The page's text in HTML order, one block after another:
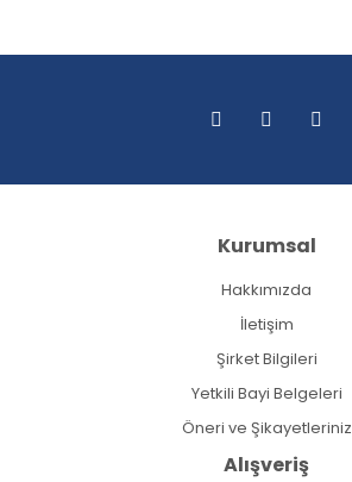
Kurumsal
Hakkımızda
İletişim
Şirket Bilgileri
Yetkili Bayi Belgeleri
Öneri ve Şikayetleriniz
Alışveriş